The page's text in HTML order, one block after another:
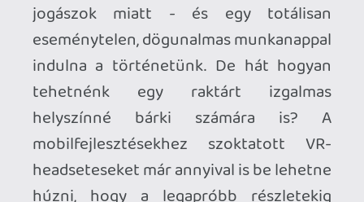
Ezért itt kellene előállni valamilyen
váratlan narratív fordulattal, teszem azt
nyílik egy dimenziókapu a raktár
közepén, elnyeli a főhőst, aki egy lüktető
fantasyvilágban tér magához. Nem
érdekel, mennyire tárgyiasító, vagy
mennyire erősíti a mára kinőtt gamer
sztereotípiákat, én bizony dobnék ide
egy igazi bombázót eye candynek.
Ráadásul csakazért is Lyx-nek nevezném